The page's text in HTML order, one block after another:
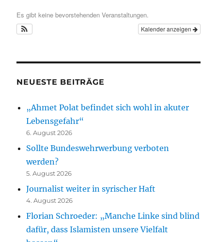
Es gibt keine bevorstehenden Veranstaltungen.
Kalender anzeigen
NEUESTE BEITRÄGE
„Ahmet Polat befindet sich wohl in akuter
Lebensgefahr“
6. August 2026
Sollte Bundeswehrwerbung verboten
werden?
5. August 2026
Journalist weiter in syrischer Haft
4. August 2026
Florian Schroeder: „Manche Linke sind blind
dafür, dass Islamisten unsere Vielfalt